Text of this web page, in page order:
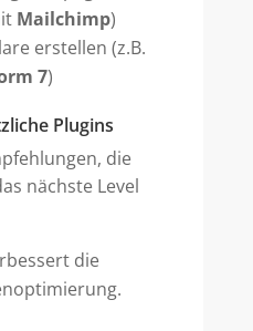
Mailchimp)
erstellen (z.B.
7)
Plugins
die
nächste Level
die